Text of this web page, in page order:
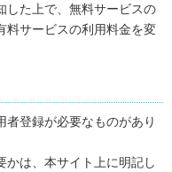
した上で、無料サービスの
料サービスの利用料金を変
登録が必要なものがあり
かは、本サイト上に明記し